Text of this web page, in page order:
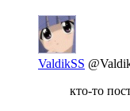
ValdikSS
кто-то